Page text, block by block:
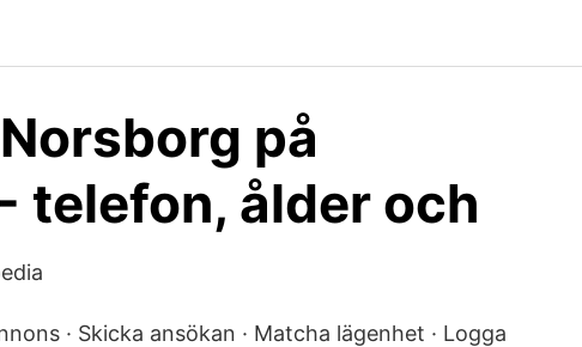
på
telefon, ålder och
· Skicka ansökan · Matcha lägenhet · Logga